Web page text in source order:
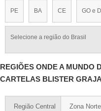
PE BA CE GO e
Selecione a região do Brasil
REGIÕES ONDE A MUNDO
CARTELAS BLISTER
Região Central Zona Norte